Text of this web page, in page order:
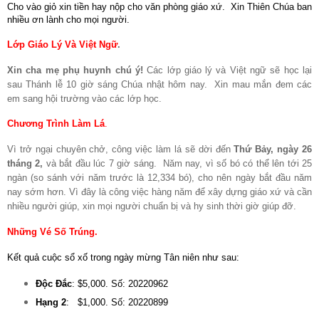
Cho vào giỏ xin tiền hay nộp cho văn phòng giáo xứ.
Xin Thiên Chúa ban
nhiều ơn lành cho mọi người.
Lớp Giáo Lý Và Việt Ngữ.
Xin cha mẹ phụ huynh chú ý! Các lớp giáo lý và Việt ngữ sẽ học lại
sau Thánh lễ 10 giờ sáng Chúa nhật hôm nay.
Xin mau mắn đem các
em sang hội trường vào các lớp học.
Chương Trình Làm Lá.
Vì trở ngại chuyên chở, công việc làm lá sẽ dời đếnThứ Bảy, ngày 26
tháng 2, và bắt đầu lúc 7 giờ sáng.
Năm nay, vì số bó có thể lên tới 25
ngàn (so sánh với năm trước là 12,334 bó), cho nên ngày bắt đầu năm
nay sớm hơn. Vì đây là công việc hàng năm để xây dựng giáo xứ và cần
nhiều người giúp, xin mọi người chuẩn bị và hy sinh thời giờ giúp đỡ.
Những Vé Số Trúng.
Kết quả cuộc sổ xố trong ngày mừng Tân niên như sau:
Độc Đắc: $5,000. Số: 20220962
Hạng 2: $1,000. Số: 20220899